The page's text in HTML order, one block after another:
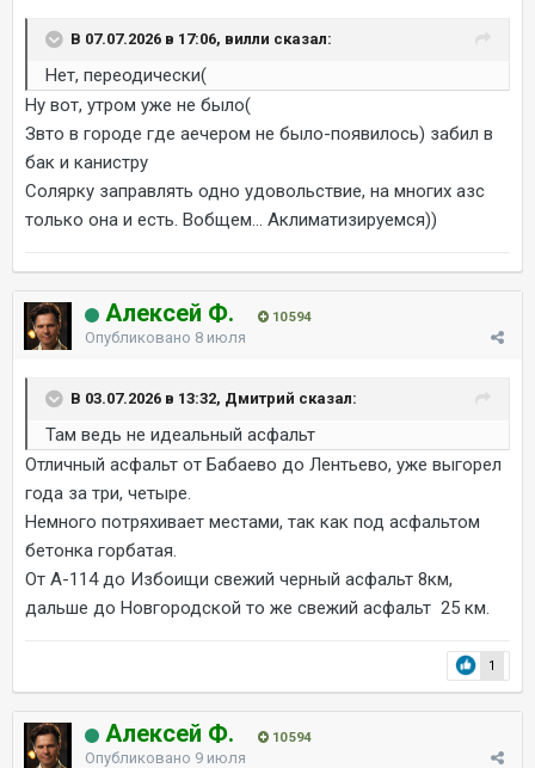
В 07.07.2026 в 17:06, вилли сказал:
Нет, переодически(
Ну вот, утром уже не было(
Звто в городе где аечером не было-появилось) забил в
бак и канистру
Солярку заправлять одно удовольствие, на многих азс
только она и есть. Вобщем... Аклиматизируемся))
Алексей Ф. 10 594
Опубликовано 8 июля
В 03.07.2026 в 13:32, Дмитрий сказал:
Там ведь не идеальный асфальт
Отличный асфальт от Бабаево до Лентьево, уже выгорел
года за три, четыре.
Немного потряхивает местами, так как под асфальтом
бетонка горбатая.
От А-114 до Избоищи свежий черный асфальт 8км,
дальше до Новгородской то же свежий асфальт 25 км.
1
Алексей Ф. 10 594
Опубликовано 9 июля